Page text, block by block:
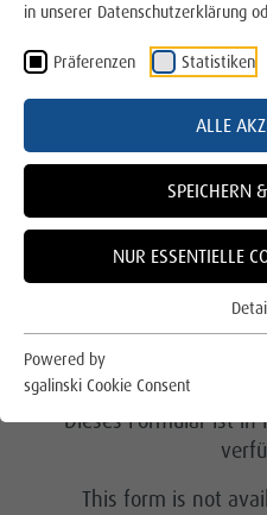
Für das Klima
Online Service und Formulare
Energie- und
Abmeldung
Mit dem folgendem
Hausanschluss für Strom,
beantragen. Einfach
beifügen (Grundriss,
Leistungsaufstellung) und
ZUGRIFF
Dieses Formular ist
This form is not
in unserer Datenschutzerklärung
Präferenzen Statistiken
ALLE
SPEICHERN
NUR ESSENTIELLE
Powered by
sgalinski Cookie Consent